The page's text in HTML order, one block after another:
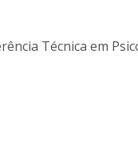
Técnica em